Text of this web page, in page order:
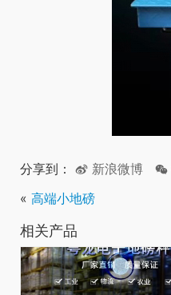
分享到： 新浪微博
« 高端小地磅
相关产品